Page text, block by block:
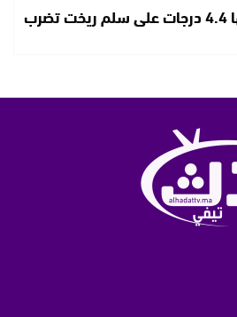
هزة أرضية بلغت قوتها 4.4 درجات على سلم ريخت تضرب